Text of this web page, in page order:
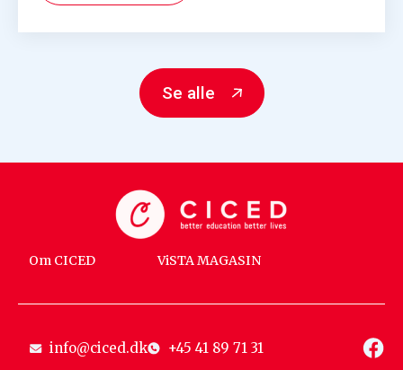
Se alle
Om CICED ViSTA MAGASIN
info@ciced.dk +45 41 89 71 31